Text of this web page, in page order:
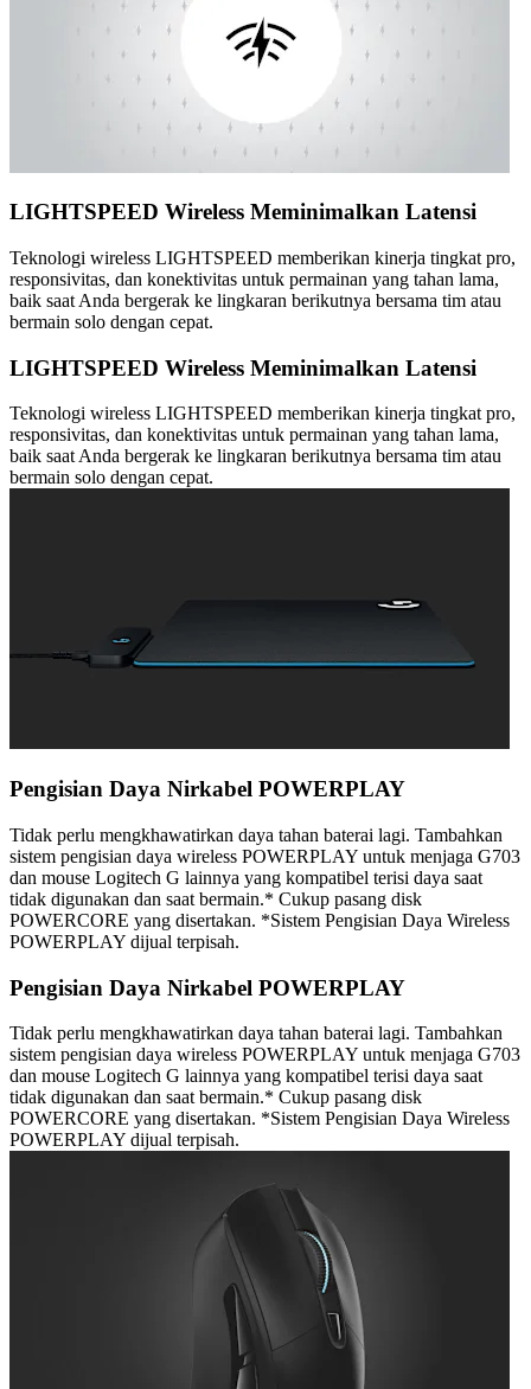
LIGHTSPEED Wireless Meminimalkan Latensi
Teknologi wireless LIGHTSPEED memberikan kinerja tingkat pro,
responsivitas, dan konektivitas untuk permainan yang tahan lama,
baik saat Anda bergerak ke lingkaran berikutnya bersama tim atau
bermain solo dengan cepat.
LIGHTSPEED Wireless Meminimalkan Latensi
Teknologi wireless LIGHTSPEED memberikan kinerja tingkat pro,
responsivitas, dan konektivitas untuk permainan yang tahan lama,
baik saat Anda bergerak ke lingkaran berikutnya bersama tim atau
bermain solo dengan cepat.
Pengisian Daya Nirkabel POWERPLAY
Tidak perlu mengkhawatirkan daya tahan baterai lagi. Tambahkan
sistem pengisian daya wireless POWERPLAY untuk menjaga G703
dan mouse Logitech G lainnya yang kompatibel terisi daya saat
tidak digunakan dan saat bermain.* Cukup pasang disk
POWERCORE yang disertakan. *Sistem Pengisian Daya Wireless
POWERPLAY dijual terpisah.
Pengisian Daya Nirkabel POWERPLAY
Tidak perlu mengkhawatirkan daya tahan baterai lagi. Tambahkan
sistem pengisian daya wireless POWERPLAY untuk menjaga G703
dan mouse Logitech G lainnya yang kompatibel terisi daya saat
tidak digunakan dan saat bermain.* Cukup pasang disk
POWERCORE yang disertakan. *Sistem Pengisian Daya Wireless
POWERPLAY dijual terpisah.